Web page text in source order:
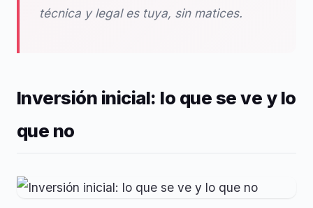
técnica y legal es tuya, sin matices.
Inversión inicial: lo que se ve y lo
que no